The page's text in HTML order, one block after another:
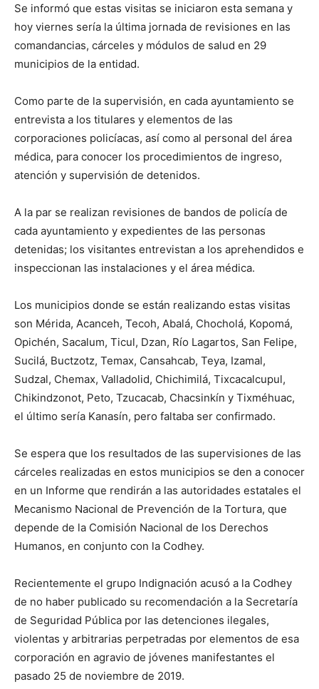
Se informó que estas visitas se iniciaron esta semana y
hoy viernes sería la última jornada de revisiones en las
comandancias, cárceles y módulos de salud en 29
municipios de la entidad.
Como parte de la supervisión, en cada ayuntamiento se
entrevista a los titulares y elementos de las
corporaciones policíacas, así como al personal del área
médica, para conocer los procedimientos de ingreso,
atención y supervisión de detenidos.
A la par se realizan revisiones de bandos de policía de
cada ayuntamiento y expedientes de las personas
detenidas; los visitantes entrevistan a los aprehendidos e
inspeccionan las instalaciones y el área médica.
Los municipios donde se están realizando estas visitas
son Mérida, Acanceh, Tecoh, Abalá, Chocholá, Kopomá,
Opichén, Sacalum, Ticul, Dzan, Río Lagartos, San Felipe,
Sucilá, Buctzotz, Temax, Cansahcab, Teya, Izamal,
Sudzal, Chemax, Valladolid, Chichimilá, Tixcacalcupul,
Chikindzonot, Peto, Tzucacab, Chacsinkín y Tixméhuac,
el último sería Kanasín, pero faltaba ser confirmado.
Se espera que los resultados de las supervisiones de las
cárceles realizadas en estos municipios se den a conocer
en un Informe que rendirán a las autoridades estatales el
Mecanismo Nacional de Prevención de la Tortura, que
depende de la Comisión Nacional de los Derechos
Humanos, en conjunto con la Codhey.
Recientemente el grupo Indignación acusó a la Codhey
de no haber publicado su recomendación a la Secretaría
de Seguridad Pública por las detenciones ilegales,
violentas y arbitrarias perpetradas por elementos de esa
corporación en agravio de jóvenes manifestantes el
pasado 25 de noviembre de 2019.